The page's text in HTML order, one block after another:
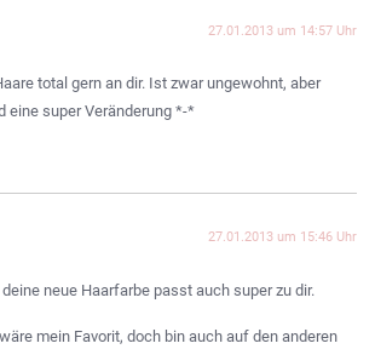
27.01.2013 um 14:57 Uhr
total gern an dir. Ist zwar ungewohnt, aber
eine super Veränderung *-*
27.01.2013 um 15:46 Uhr
neue Haarfarbe passt auch super zu dir.
mein Favorit, doch bin auch auf den anderen